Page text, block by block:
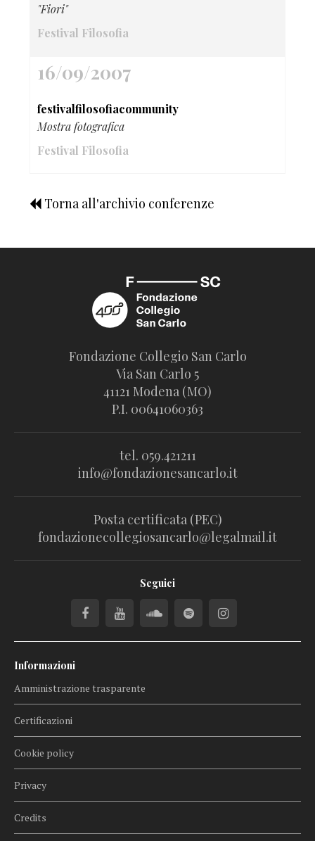
"Fiori"
Festival Filosofia
16/09/2007
festivalfilosofiacommunity
Mostra fotografica
Festival Filosofia
Torna all'archivio conferenze
Fondazione Collegio San Carlo
Via San Carlo 5
41121 Modena (MO)
P.I. 00641060363
tel. 059.421211
info@fondazionesancarlo.it
Posta certificata (PEC)
fondazionecollegiosancarlo@legalmail.it
Seguici
Informazioni
Amministrazione trasparente
Certificazioni
Cookie policy
Privacy
Credits